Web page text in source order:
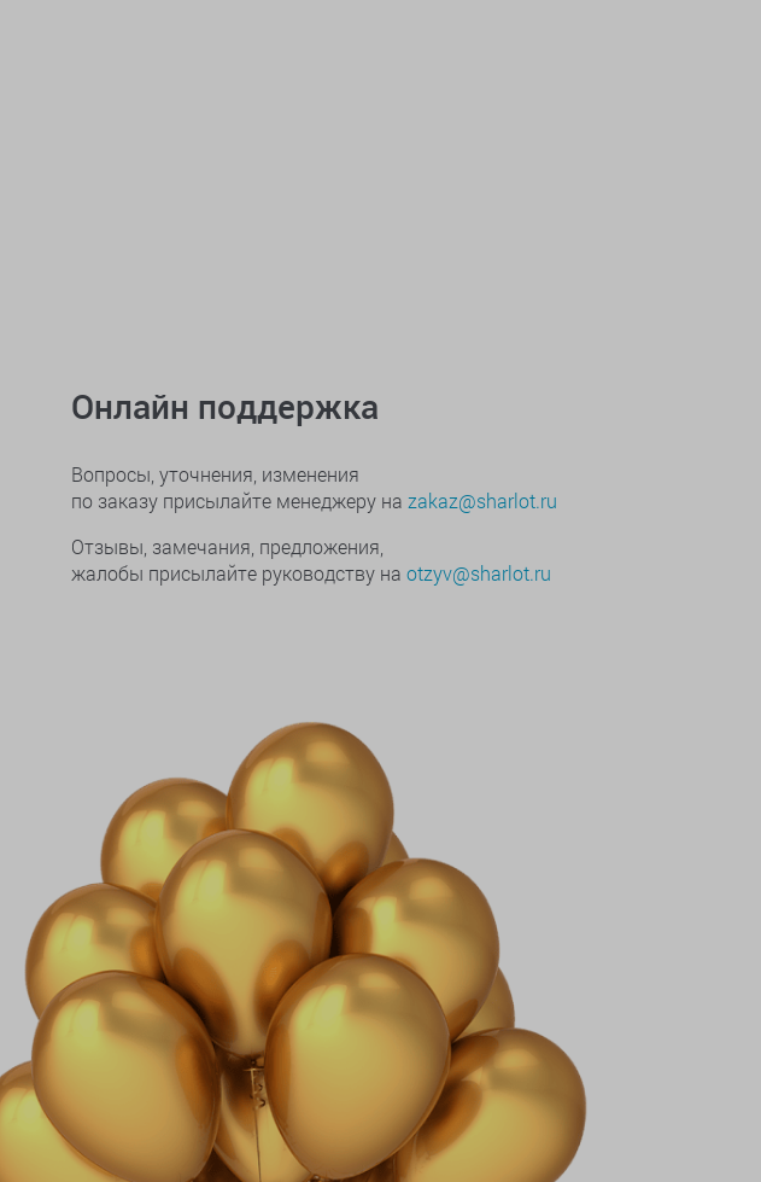
Онлайн поддержка
Вопросы, уточнения, изменения
по заказу присылайте менеджеру на zakaz@sharlot.ru
Отзывы, замечания, предложения,
жалобы присылайте руководству на otzyv@sharlot.ru